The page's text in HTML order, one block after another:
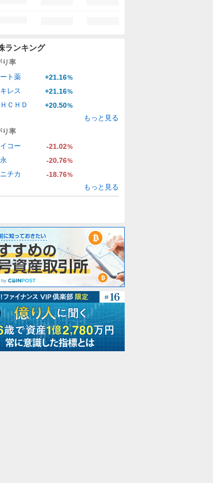
ランキング
り率
ト薬 +21.16%
レス +21.16%
ＣＨＤ +20.50%
もっと見る
り率
コー -21.02%
-20.76%
チカ -18.76%
もっと見る